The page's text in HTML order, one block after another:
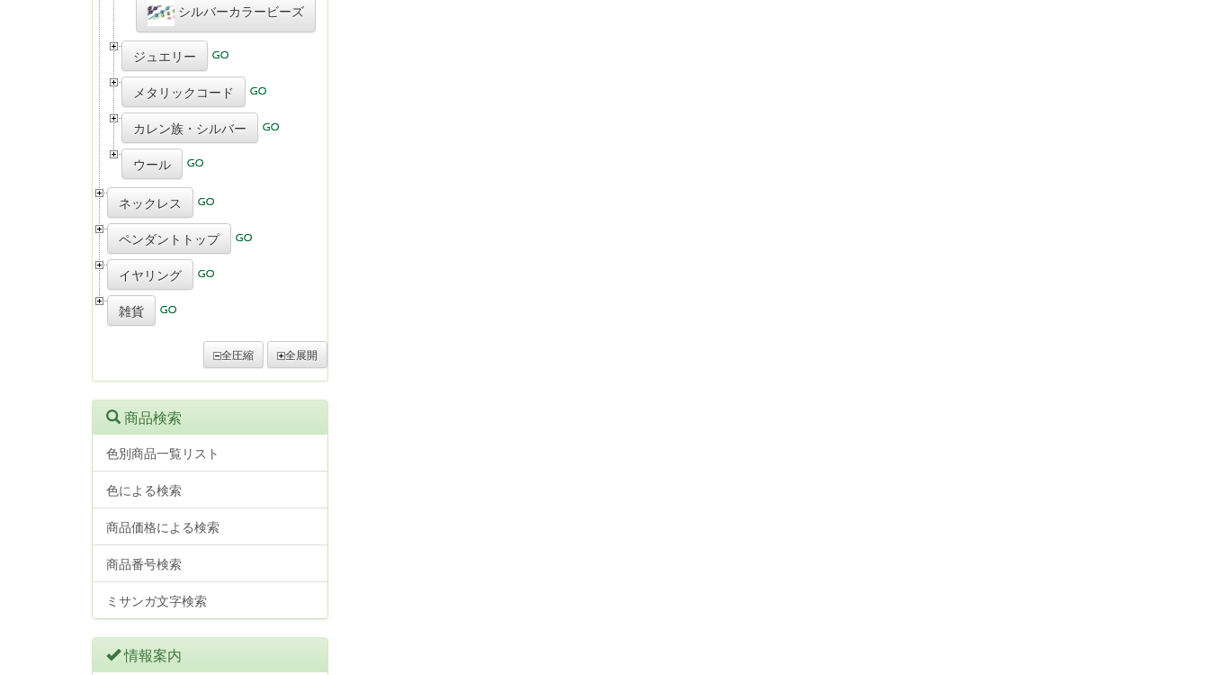
シルバーカラービーズ
ジュエリー
メタリックコード
カレン族・シルバー
ウール
ネックレス
ペンダントトップ
イヤリング
雑貨
全圧縮 全展開
商品検索
色別商品一覧リスト
色による検索
商品価格による検索
商品番号検索
ミサンガ文字検索
情報案内